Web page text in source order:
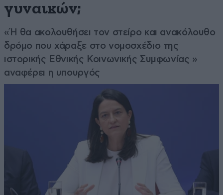
γυναικών;
«Ή θα ακολουθήσει τον στείρο και ανακόλουθο
δρόμο που χάραξε στο νομοσχέδιο της
ιστορικής Εθνικής Κοινωνικής Συμφωνίας »
αναφέρει η υπουργός